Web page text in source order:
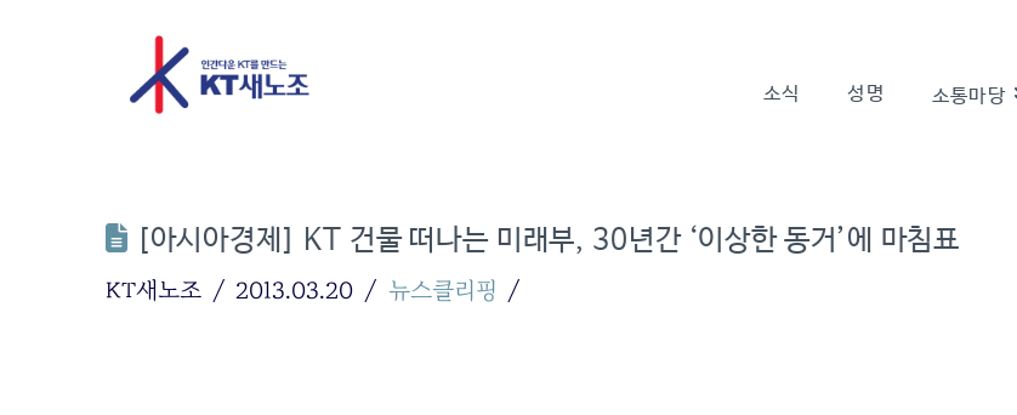
소식 성명 소통마당
[아시아경제] KT 건물 떠나는 미래부, 30년간 ‘이상한 동거’에 마침표
KT새노조 2013.03.20 뉴스클리핑